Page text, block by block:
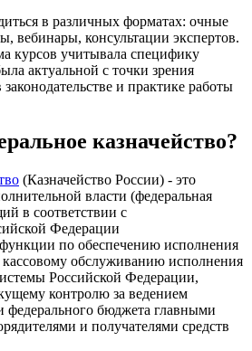
в различных форматах: очные
вебинары, консультации экспертов.
курсов учитывала специфику
актуальной с точки зрения
и практике работы
казначейство?
(Казначейство России) - это
власти (федеральная
в соответствии с
Федерации
по обеспечению исполнения
обслуживанию исполнения
Российской Федерации,
контролю за ведением
федерального бюджета главными
и получателями средств